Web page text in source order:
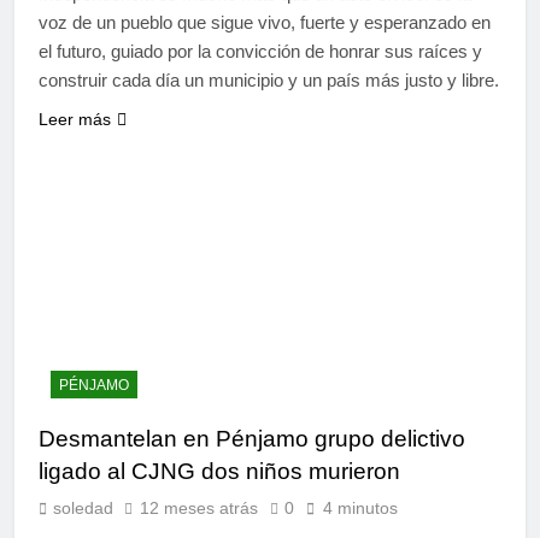
voz de un pueblo que sigue vivo, fuerte y esperanzado en
el futuro, guiado por la convicción de honrar sus raíces y
construir cada día un municipio y un país más justo y libre.
Leer más
PÉNJAMO
Desmantelan en Pénjamo grupo delictivo
ligado al CJNG dos niños murieron
soledad 12 meses atrás 0 4 minutos